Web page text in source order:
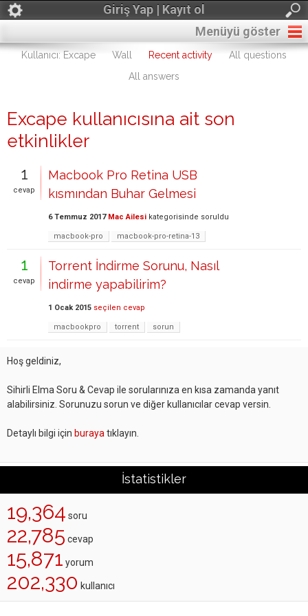
Giriş Yap | Kayıt ol
Menüyü göster
Kullanıcı: Excape Wall Recent activity
All questions
All answers
Excape kullanıcısına ait son
etkinlikler
1
cevap
Macbook Pro Retina USB
kısmından Buhar Gelmesi
6 Temmuz 2017 Mac Ailesi kategorisinde soruldu
macbook-pro macbook-pro-retina-13
1
cevap
Torrent İndirme Sorunu, Nasıl
indirme yapabilirim?
1 Ocak 2015 seçilen cevap
macbookpro torrent sorun
Hoş geldiniz,
Sihirli Elma Soru & Cevap ile sorularınıza en kısa zamanda yanıt
alabilirsiniz. Sorunuzu sorun ve diğer kullanıcılar cevap versin.
Detaylı bilgi için buraya tıklayın.
İstatistikler
19,364 soru
22,785 cevap
15,871 yorum
202,330 kullanıcı